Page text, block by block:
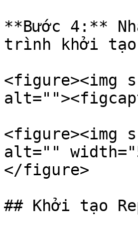
**Bước 4:**
trình khởi
<figure><img
<figure><img
alt=""
</figure>
## Khởi tạo